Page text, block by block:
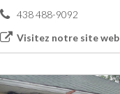
438 488-9092
Visitez notre site web